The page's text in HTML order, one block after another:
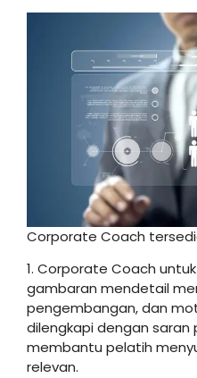
Corporate Coach
1. Corporate Coach
gambaran mendetail
pengembangan, dan
dilengkapi dengan saran
membantu pelatih
relevan.